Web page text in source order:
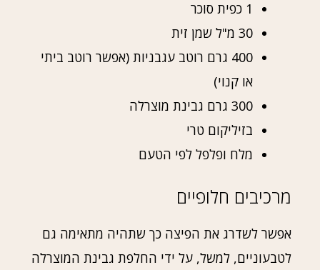
1 כפית סוכר
30 מ"ל שמן זית
400 גרם רוטב עגבניות (אפשר רוטב ביתי
או קנוי)
300 גרם גבינת מוצרלה
בזיליקום טרי
מלח ופלפל לפי הטעם
מרכיבים חלופיים
אפשר לשדרג את הפיצה כך שתהיה מתאימה גם
לטבעוניים, למשל, על ידי החלפת גבינת המוצרלה